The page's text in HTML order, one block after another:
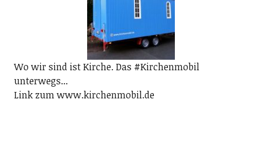
Wo wir sind ist Kirche. Das #Kirchenmobil
unterwegs...
Link zum www.kirchenmobil.de